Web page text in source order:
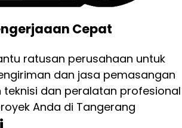
Cepat
ratusan perusahaan untuk
dan jasa pemasangan
teknisi dan peralatan profesional
Anda di Tangerang